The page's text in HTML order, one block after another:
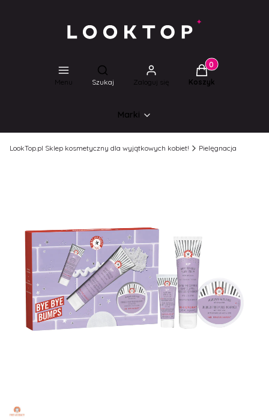
Menu
Otwórz wyszukiwarkę
Szukaj Zaloguj się
Produkty w
Koszyk
Marki
LookTop.pl Sklep kosmetyczny dla wyjątkowych kobiet! Pielęgnacja